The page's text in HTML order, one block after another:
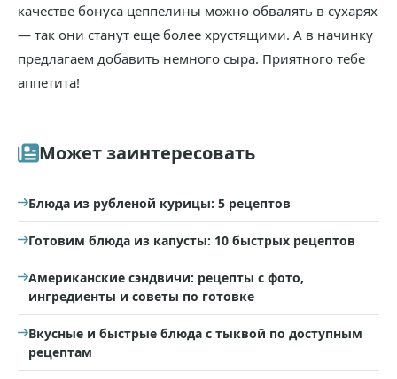
качестве бонуса цеппелины можно обвалять в сухарях
— так они станут еще более хрустящими. А в начинку
предлагаем добавить немного сыра. Приятного тебе
аппетита!
Может заинтересовать
Блюда из рубленой курицы: 5 рецептов
Готовим блюда из капусты: 10 быстрых рецептов
Американские сэндвичи: рецепты с фото,
ингредиенты и советы по готовке
Вкусные и быстрые блюда с тыквой по доступным
рецептам